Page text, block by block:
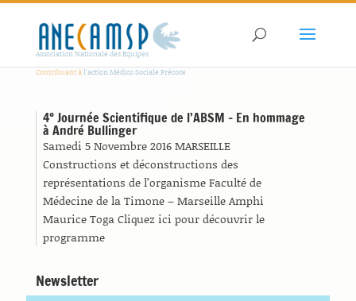
Association Nationale des Equipes
Contribuant àl'action Médico Sociale Précoce
4° Journée Scientifique de l’ABSM – En hommage
à André Bullinger
Samedi 5 Novembre 2016 MARSEILLE
Constructions et déconstructions des
représentations de l’organisme Faculté de
Médecine de la Timone – Marseille Amphi
Maurice Toga Cliquez ici pour découvrir le
programme
Newsletter